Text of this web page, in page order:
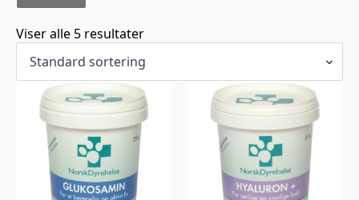
Viser alle 5 resultater